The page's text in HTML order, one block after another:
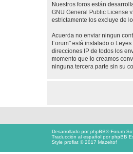
Nuestros foros están
GNU General Public License
estrictamente los excluye de
Acuerda no enviar ningun
Forum" está instalado o
direcciones IP de todos los
momento que lo creamos
ninguna tercera parte sin su
Desarrollado porphpBB® Forum
Traducción al español porphpBB
Style proflat © 2017 Mazeltof